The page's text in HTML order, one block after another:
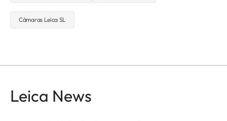
Cámaras Leica SL
Leica News